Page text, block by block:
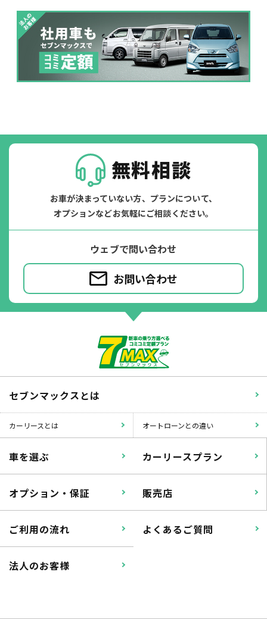
無料相談
お車が決まっていない方、プランについて、
オプションなどお気軽にご相談ください。
ウェブで問い合わせ
お問い合わせ
セブンマックスとは
カーリースとは オートローンとの違い
車を選ぶ カーリースプラン
オプション・保証 販売店
ご利用の流れ よくあるご質問
法人のお客様